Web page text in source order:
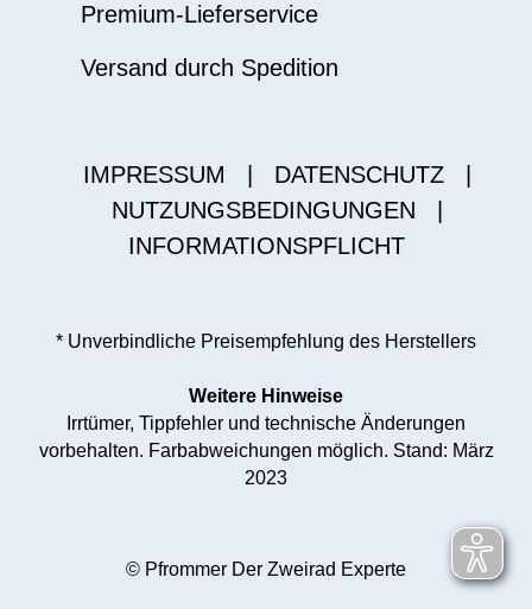
Premium-Lieferservice
Versand durch Spedition
IMPRESSUM DATENSCHUTZ
NUTZUNGSBEDINGUNGEN
INFORMATIONSPFLICHT
* Unverbindliche Preisempfehlung des Herstellers
Weitere Hinweise
Irrtümer, Tippfehler und technische Änderungen
vorbehalten. Farbabweichungen möglich. Stand: März
2023
© Pfrommer Der Zweirad Experte